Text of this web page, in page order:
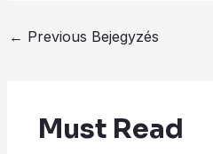
← Previous Bejegyzés
Must Read